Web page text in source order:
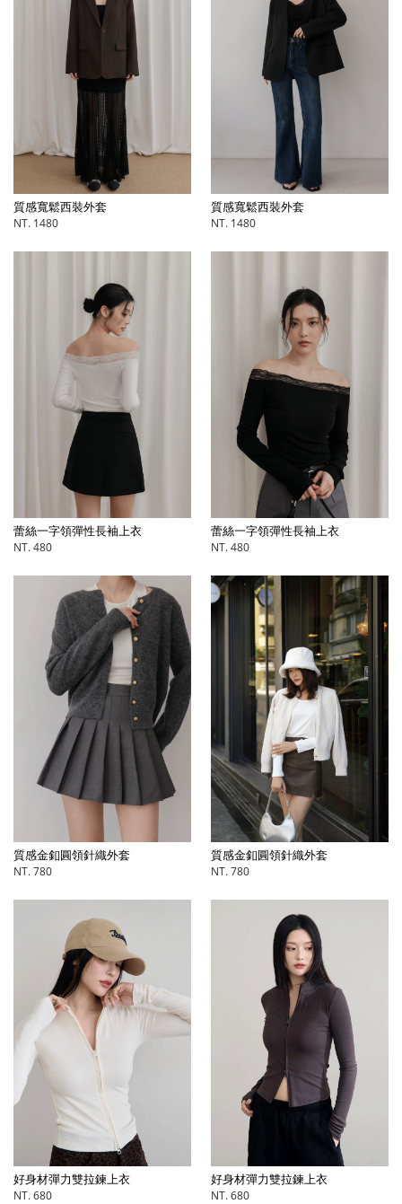
質感寬鬆西裝外套
NT. 1480
質感寬鬆西裝外套
NT. 1480
蕾絲一字領彈性長袖上衣
NT. 480
蕾絲一字領彈性長袖上衣
NT. 480
質感金釦圓領針織外套
NT. 780
質感金釦圓領針織外套
NT. 780
好身材彈力雙拉鍊上衣
NT. 680
好身材彈力雙拉鍊上衣
NT. 680